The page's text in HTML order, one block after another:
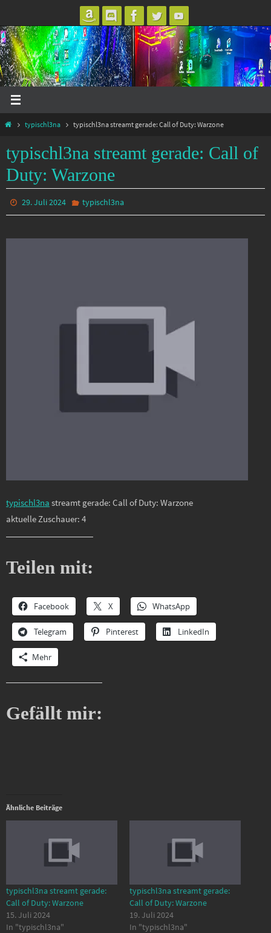
Inhalt
springen
Starttypischl3na typischl3na streamt gerade: Call of Duty: Warzone
typischl3na streamt gerade: Call of
Duty: Warzone
29. Juli 2024 typischl3na
typischl3na streamt gerade: Call of Duty: Warzone
aktuelle Zuschauer: 4
Teilen mit:
Facebook X WhatsApp
Telegram Pinterest LinkedIn
Mehr
Gefällt mir:
Ähnliche Beiträge
typischl3na streamt gerade:
Call of Duty: Warzone
15. Juli 2024
In "typischl3na"
typischl3na streamt gerade:
Call of Duty: Warzone
19. Juli 2024
In "typischl3na"